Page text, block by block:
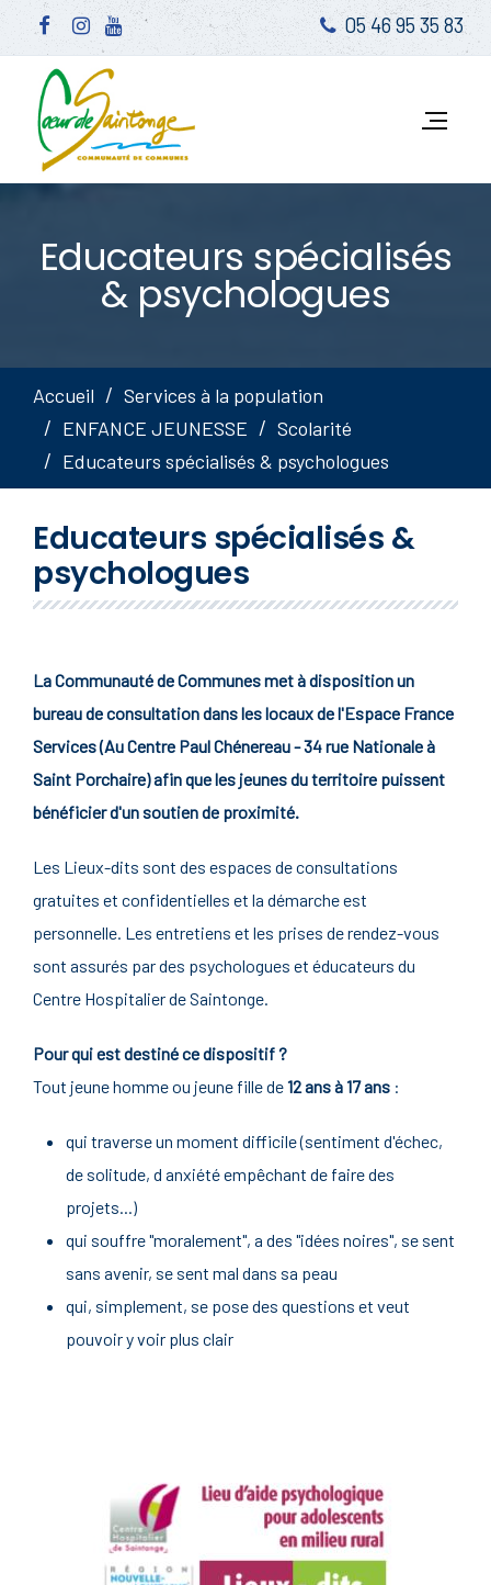
05 46 95 35 83
Educateurs spécialisés
& psychologues
Accueil
Services à la population
ENFANCE JEUNESSE
Scolarité
Educateurs spécialisés & psychologues
Educateurs spécialisés &
psychologues
La Communauté de Communes met à disposition un
bureau de consultation dans les locaux de l'Espace France
Services (Au Centre Paul Chénereau - 34 rue Nationale à
Saint Porchaire) afin que les jeunes du territoire puissent
bénéficier d'un soutien de proximité.
Les Lieux-dits sont des espaces de consultations
gratuites et confidentielles et la démarche est
personnelle. Les entretiens et les prises de rendez-vous
sont assurés par des psychologues et éducateurs du
Centre Hospitalier de Saintonge.
Pour qui est destiné ce dispositif ?
Tout jeune homme ou jeune fille de 12 ans à 17 ans :
qui traverse un moment difficile (sentiment d'échec,
de solitude, d anxiété empêchant de faire des
projets...)
qui souffre "moralement", a des "idées noires", se sent
sans avenir, se sent mal dans sa peau
qui, simplement, se pose des questions et veut
pouvoir y voir plus clair